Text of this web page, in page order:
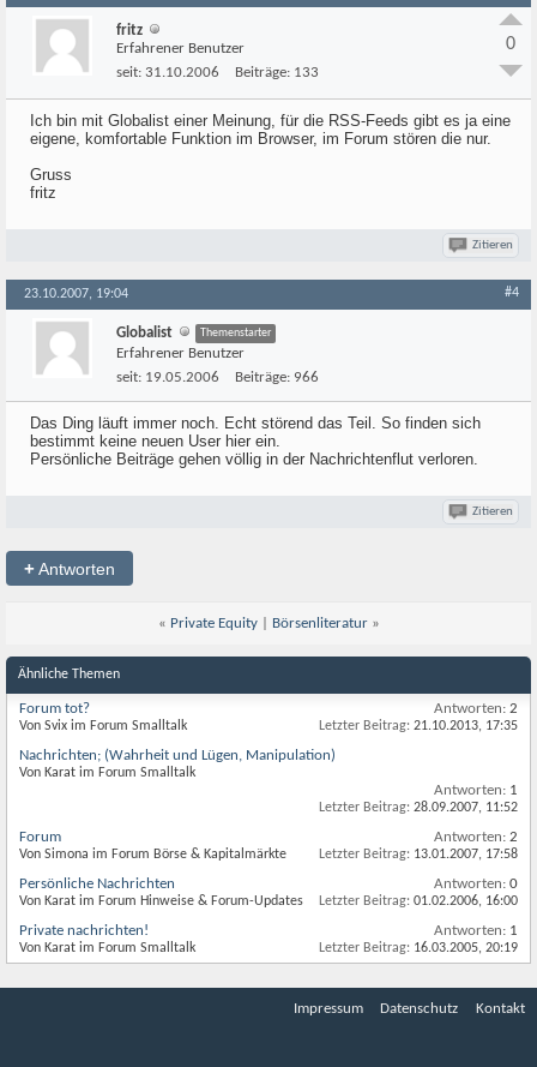
fritz
Erfahrener Benutzer
seit: 31.10.2006 Beiträge: 133
0
Ich bin mit Globalist einer Meinung, für die RSS-Feeds gibt es ja eine
eigene, komfortable Funktion im Browser, im Forum stören die nur.
Gruss
fritz
Zitieren
23.10.2007, 19:04 #4
Globalist Themenstarter
Erfahrener Benutzer
seit: 19.05.2006 Beiträge: 966
Das Ding läuft immer noch. Echt störend das Teil. So finden sich
bestimmt keine neuen User hier ein.
Persönliche Beiträge gehen völlig in der Nachrichtenflut verloren.
Zitieren
+Antworten
« Private Equity| Börsenliteratur »
Ähnliche Themen
Forum tot?
Von Svix im Forum Smalltalk
Antworten: 2
Letzter Beitrag: 21.10.2013, 17:35
Nachrichten; (Wahrheit und Lügen, Manipulation)
Von Karat im Forum Smalltalk
Antworten: 1
Letzter Beitrag: 28.09.2007, 11:52
Forum
Von Simona im Forum Börse & Kapitalmärkte
Antworten: 2
Letzter Beitrag: 13.01.2007, 17:58
Persönliche Nachrichten
Von Karat im Forum Hinweise & Forum-Updates
Antworten: 0
Letzter Beitrag: 01.02.2006, 16:00
Private nachrichten!
Von Karat im Forum Smalltalk
Antworten: 1
Letzter Beitrag: 16.03.2005, 20:19
Impressum Datenschutz Kontakt